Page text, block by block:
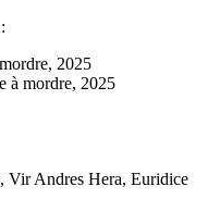
2025
à mordre, 2025
Vir Andres Hera, Euridice